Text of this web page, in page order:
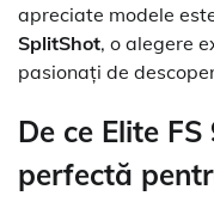
apreciate modele
SplitShot, o alegere
pasionați de
De ce Elite
perfectă